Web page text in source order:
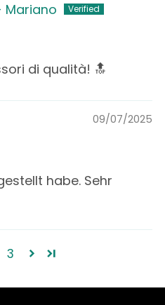
Mariano
di qualità! 🔝
09/07/2025
habe. Sehr
3